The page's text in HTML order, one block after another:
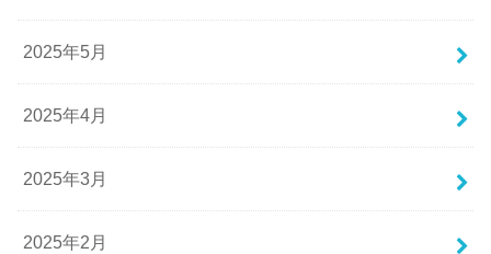
2025年5月
2025年4月
2025年3月
2025年2月